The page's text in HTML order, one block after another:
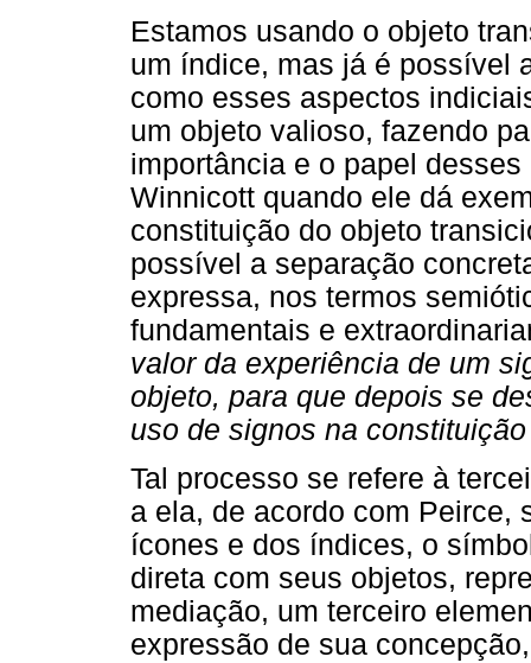
Estamos usando o objeto
um índice, mas já é possível
como esses aspectos
um objeto valioso, fazendo
importância e o papel
Winnicott quando ele dá
constituição do objeto
possível a separação
expressa, nos termos
fundamentais e
valor da experiência de um
objeto, para que depois se
uso de signos na
Tal processo se refere à
a ela, de acordo com Peirce,
ícones e dos índices, o
direta com seus objetos,
mediação, um terceiro
expressão de sua